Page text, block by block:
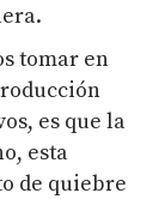
tomar en
es que la
esta
de quiebre